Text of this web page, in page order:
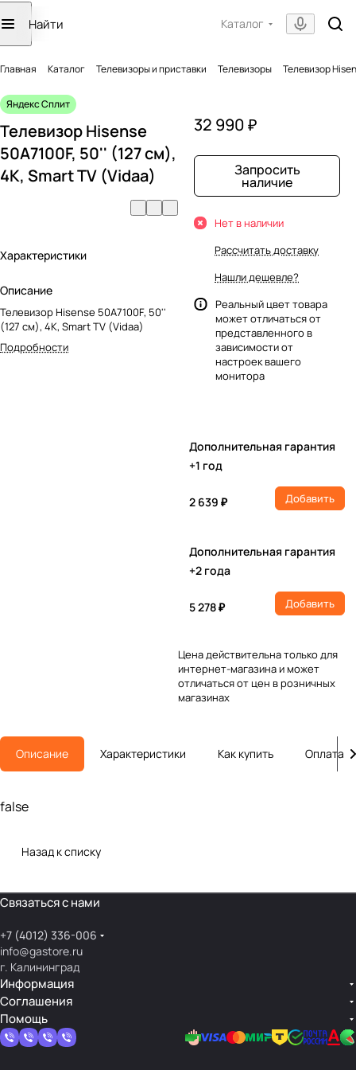
Каталог
Главная Каталог Телевизоры и приставки Телевизоры Телевизор
Яндекс Сплит
Телевизор Hisense
50A7100F, 50'' (127 см),
4K, Smart TV (Vidaa)
Характеристики
Описание
Телевизор Hisense 50A7100F, 50''
(127 см), 4K, Smart TV (Vidaa)
Подробности
32 990 ₽
Запросить
наличие
Нет в наличии
Рассчитать доставку
Нашли дешевле?
Реальный цвет товара
может отличаться от
представленного в
зависимости от
настроек вашего
монитора
Дополнительная гарантия
+1 год
2 639 ₽ Добавить
Дополнительная гарантия
+2 года
5 278 ₽ Добавить
Цена действительна только для
интернет-магазина и может
отличаться от цен в розничных
магазинах
Описание Характеристики Как купить Оплата
false
Назад к списку
Связаться с нами
+7 (4012) 336-006
info@gastore.ru
г. Калининград
Информация
Соглашения
Помощь